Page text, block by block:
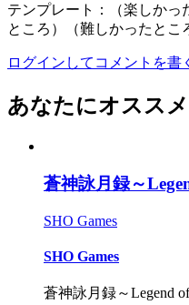
テンプレート：（楽しかっ
ところ）（難しかったとこ
ログインしてコメントを書
あなたにオスス
蒼神詠月録～
SHO Games
SHO Games
蒼神詠月録～Legend